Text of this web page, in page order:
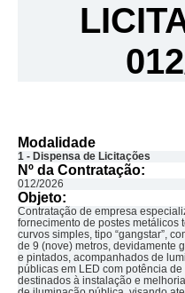
Modalidade
1 - Dispensa de Licitações
Nº da Contratação:
012/2026
Objeto:
Contratação de empresa
fornecimento de postes metálicos
curvos simples, tipo “gangstar”,
de 9 (nove) metros, devidamente
e pintados, acompanhados de
públicas em LED com potência de
destinados à instalação e